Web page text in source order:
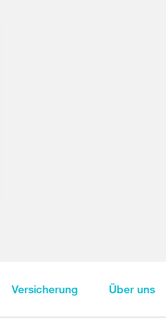
Versicherung Über uns